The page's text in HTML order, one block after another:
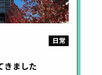
日常
きました